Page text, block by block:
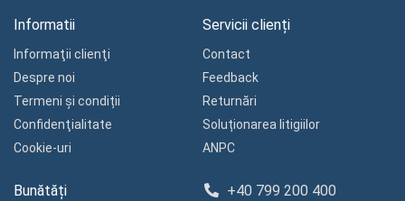
Informatii
Informaţii clienţi
Despre noi
Termeni și condiții
Confidenţialitate
Cookie-uri
Servicii clienți
Contact
Feedback
Returnări
Soluționarea litigiilor
ANPC
Bunătăți +40 799 200 400